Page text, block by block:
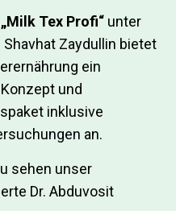
„Milk Tex Profi“ unter
Shavhat Zaydullin bietet
ein
und
inklusive
an.
sehen unser
Dr. Abduvosit